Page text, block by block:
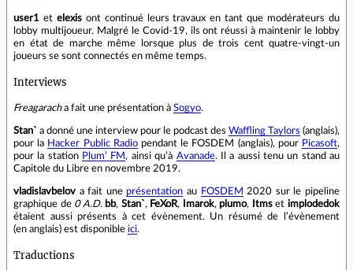
user1 et elexisont continué leurs travaux en tant que modérateurs du
lobby multijoueur. Malgré le Covid‑19, ils ont réussi à maintenir le lobby
en état de marche même lorsque plus de trois cent quatre‑vingt‑un
joueurs se sont connectés en même temps.
Interviews
Freagaracha fait une présentation à Sogyo.
Stan` a donné une interview pour le podcast des Waffling Taylors (anglais),
pour la Hacker Public Radiopendant le FOSDEM (anglais), pour Picasoft,
pour la station Plum’ FM , ainsi qu’à Avanade. Il a aussi tenu un stand au
Capitole du Libre en novembre 2019.
vladislavbelov a fait une présentation au FOSDEM 2020 sur le pipeline
graphique de 0 A.D. bb, Stan`, FeXoR, Imarok, plumo, Itmsetimplodedok
étaient aussi présents à cet évènement. Un résumé de l’évènement
(en anglais) est disponible ici.
Traductions